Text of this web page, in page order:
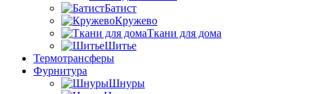
Батист
Кружево
Ткани для дома
Шитье
Термотрансферы
Фурнитура
Шнуры